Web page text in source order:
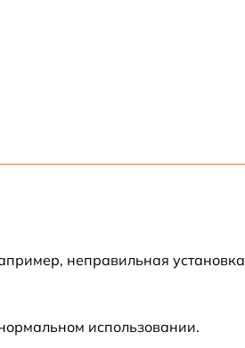
неправильная установка
использовании.